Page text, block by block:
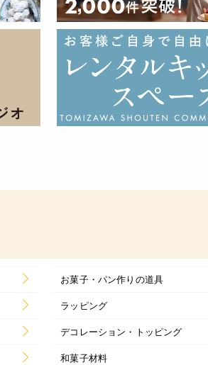
お菓子・パン作りの道具
ラッピング
デコレーション・トッピング
和菓子材料